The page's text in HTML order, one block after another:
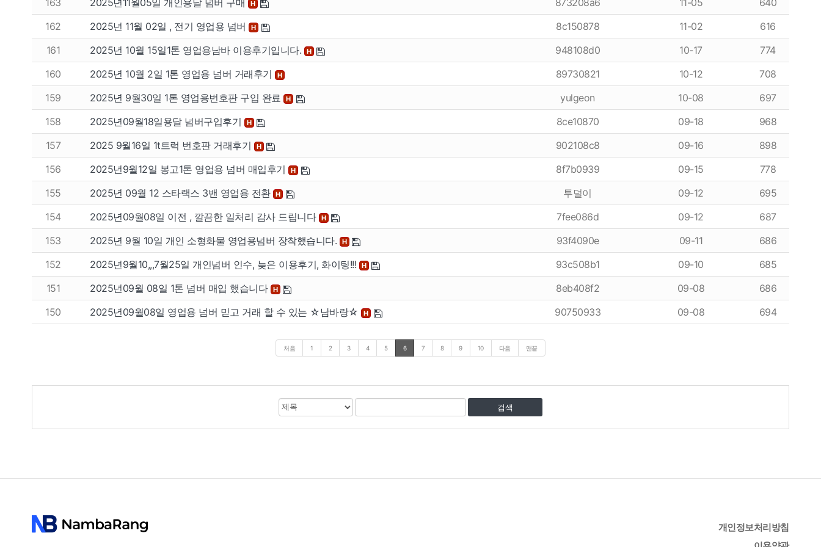
163
2025년11월05일 개인용달 넘버 구매 H 873208a6 11-05
640
162
2025년 11월 02일 , 전기 영업용 넘버 H 8c150878 11-02
616
161
2025년 10월 15일1톤 영업용남바 이용후기입니다. H 948108d0 10-17
774
160
2025년 10월 2일 1톤 영업용 넘버 거래후기 H 89730821 10-12
708
159
2025년 9월30일 1톤 영업용번호판 구입 완료 H yulgeon 10-08
697
158
2025년09월18일용달 넘버구입후기 H 8ce10870 09-18
968
157
2025 9월16일 1t트럭 번호판 거래후기 H 902108c8 09-16
898
156
2025년9월12일 봉고1톤 영업용 넘버 매입후기 H 8f7b0939 09-15
778
155
2025년 09월 12 스타랙스 3밴 영업용 전환 H 투덜이 09-12
695
154
2025년09월08일 이전 , 깔끔한 일처리 감사 드립니다 H 7fee086d 09-12
687
153
2025년 9월 10일 개인 소형화물 영업용넘버 장착했습니다. H 93f4090e 09-11
686
152
2025년9월10,,,7월25일 개인넘버 인수, 늦은 이용후기, 화이팅!!! H 93c508b1 09-10
685
151
2025년09월 08일 1톤 넘버 매입 했습니다 H 8eb408f2 09-08
686
150
2025년09월08일 영업용 넘버 믿고 거래 할 수 있는 ☆남바랑☆ H 90750933 09-08 694
처음 1 2 3 4 5 6 7 8 9 10 다음 맨끝
검
검
색
대
상
검
어
개인정보처리방침